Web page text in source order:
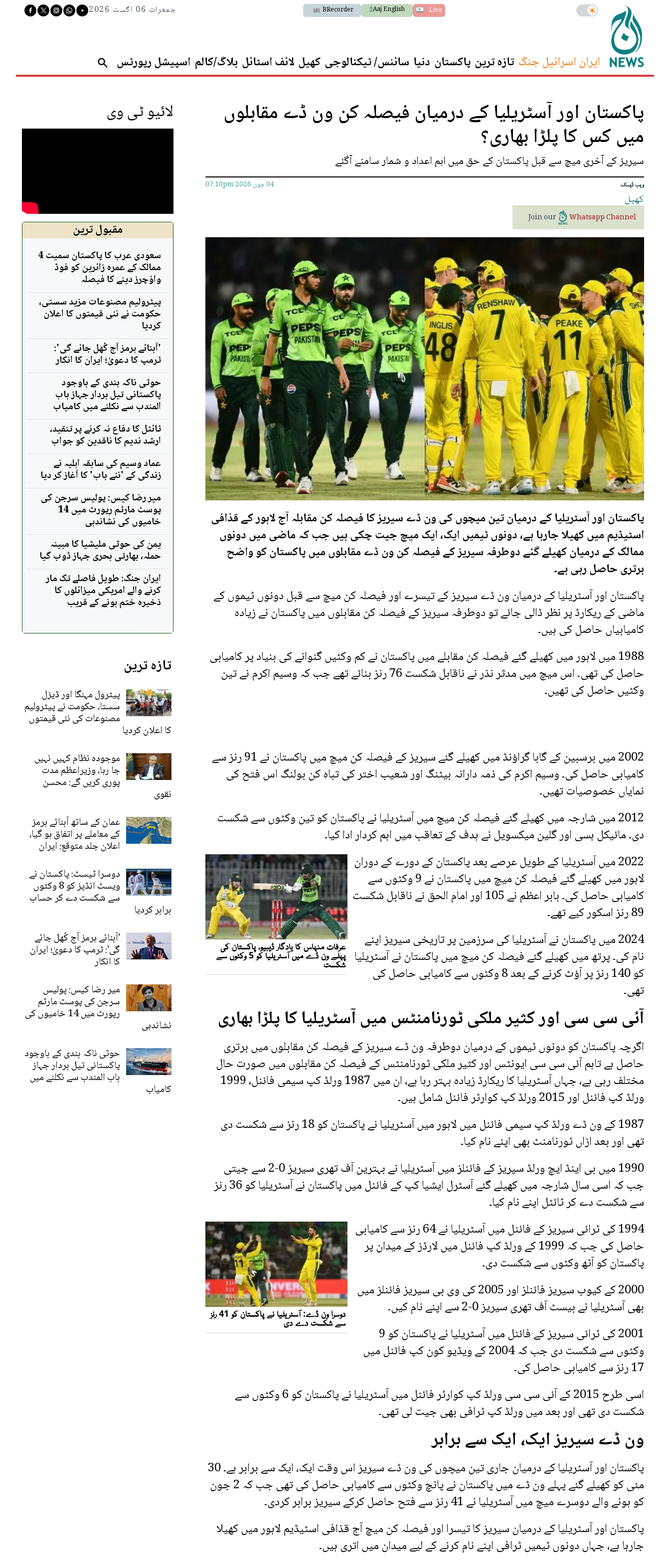
Live
Aaj English
BRecorder جمعرات 06 اگست 2026
ایران اسرائیل جنگ تازہ ترین پاکستان دنیا سائنس/ ٹیکنالوجی کھیل لائف اسٹائل بلاگ/کالم اسپیشل رپورٹس
پاکستان اور آسٹریلیا کے درمیان فیصلہ کن ون ڈے مقابلوں
میں کس کا پلڑا بھاری؟
سیریز کے آخری میچ سے قبل پاکستان کے حق میں اہم اعداد و شمار سامنے آگئے
ویب ڈیسک 04 جون 2026 07:10pm
کھیل
Join our Whatsapp Channel
پاکستان اور آسٹریلیا کے درمیان تین میچوں کی ون ڈے سیریز کا فیصلہ کن مقابلہ آج لاہور کے قذافی
اسٹیڈیم میں کھیلا جارہا ہے، دونوں ٹیمیں ایک، ایک میچ جیت چکی ہیں جب کہ ماضی میں دونوں
ممالک کے درمیان کھیلے گئے دوطرفہ سیریز کے فیصلہ کن ون ڈے مقابلوں میں پاکستان کو واضح
برتری حاصل رہی ہے۔
پاکستان اور آسٹریلیا کے درمیان ون ڈے سیریز کے تیسرے اور فیصلہ کن میچ سے قبل دونوں ٹیموں کے
ماضی کے ریکارڈ پر نظر ڈالی جائے تو دوطرفہ سیریز کے فیصلہ کن مقابلوں میں پاکستان نے زیادہ
کامیابیاں حاصل کی ہیں۔
1988 میں لاہور میں کھیلے گئے فیصلہ کن مقابلے میں پاکستان نے کم وکٹیں گنوانے کی بنیاد پر کامیابی
حاصل کی تھی۔ اس میچ میں مدثر نذر نے ناقابل شکست 76 رنز بنائے تھے جب کہ وسیم اکرم نے تین
وکٹیں حاصل کی تھیں۔
2002 میں برسبین کے گابا گراؤنڈ میں کھیلے گئے سیریز کے فیصلہ کن میچ میں پاکستان نے 91 رنز سے
کامیابی حاصل کی۔ وسیم اکرم کی ذمہ دارانہ بیٹنگ اور شعیب اختر کی تباہ کن بولنگ اس فتح کی
نمایاں خصوصیات تھیں۔
2012 میں شارجہ میں کھیلے گئے فیصلہ کن میچ میں آسٹریلیا نے پاکستان کو تین وکٹوں سے شکست
دی۔ مائیکل ہسی اور گلین میکسویل نے ہدف کے تعاقب میں اہم کردار ادا کیا۔
2022 میں آسٹریلیا کے طویل عرصے بعد پاکستان کے دورے کے دوران
لاہور میں کھیلے گئے فیصلہ کن میچ میں پاکستان نے 9 وکٹوں سے
کامیابی حاصل کی۔ بابر اعظم نے 105 اور امام الحق نے ناقابل شکست
89 رنز اسکور کیے تھے۔
2024 میں پاکستان نے آسٹریلیا کی سرزمین پر تاریخی سیریز اپنے
نام کی۔ پرتھ میں کھیلے گئے فیصلہ کن میچ میں پاکستان نے آسٹریلیا
کو 140 رنز پر آؤٹ کرنے کے بعد 8 وکٹوں سے کامیابی حاصل کی
تھی۔
آئی سی سی اور کثیر ملکی ٹورنامنٹس میں آسٹریلیا کا پلڑا بھاری
اگرچہ پاکستان کو دونوں ٹیموں کے درمیان دوطرفہ ون ڈے سیریز کے فیصلہ کن مقابلوں میں برتری
حاصل ہے تاہم آئی سی سی ایونٹس اور کثیر ملکی ٹورنامنٹس کے فیصلہ کن مقابلوں میں صورت حال
مختلف رہی ہے، جہاں آسٹریلیا کا ریکارڈ زیادہ بہتر رہا ہے، ان میں 1987 ورلڈ کپ سیمی فائنل، 1999
ورلڈ کپ فائنل اور 2015 ورلڈ کپ کوارٹر فائنل شامل ہیں۔
1987 کے ون ڈے ورلڈ کپ سیمی فائنل میں لاہور میں آسٹریلیا نے پاکستان کو 18 رنز سے شکست دی
تھی اور بعد ازاں ٹورنامنٹ بھی اپنے نام کیا۔
1990 میں بی اینڈ ایچ ورلڈ سیریز کے فائنلز میں آسٹریلیا نے بہترین آف تھری سیریز 0-2 سے جیتی
جب کہ اسی سال شارجہ میں کھیلے گئے آسٹرل ایشیا کپ کے فائنل میں پاکستان نے آسٹریلیا کو 36 رنز
سے شکست دے کر ٹائٹل اپنے نام کیا۔
1994 کی ٹرائی سیریز کے فائنل میں آسٹریلیا نے 64 رنز سے کامیابی
حاصل کی جب کہ 1999 کے ورلڈ کپ فائنل میں لارڈز کے میدان پر
پاکستان کو آٹھ وکٹوں سے شکست دی۔
2000 کے کیوب سیریز فائنلز اور 2005 کی وی بی سیریز فائنلز میں
بھی آسٹریلیا نے بیسٹ آف تھری سیریز 0-2 سے اپنے نام کیں۔
2001 کی ٹرائی سیریز کے فائنل میں آسٹریلیا نے پاکستان کو 9
وکٹوں سے شکست دی جب کہ 2004 کے ویڈیو کون کپ فائنل میں
17 رنز سے کامیابی حاصل کی۔
اسی طرح 2015 کے آئی سی سی ورلڈ کپ کوارٹر فائنل میں آسٹریلیا نے پاکستان کو 6 وکٹوں سے
شکست دی تھی اور بعد میں ورلڈ کپ ٹرافی بھی جیت لی تھی۔
ون ڈے سیریز ایک، ایک سے برابر
پاکستان اور آسٹریلیا کے درمیان جاری تین میچوں کی ون ڈے سیریز اس وقت ایک، ایک سے برابر ہے۔ 30
مئی کو کھیلے گئے پہلے ون ڈے میں پاکستان نے پانچ وکٹوں سے کامیابی حاصل کی تھی جب کہ 2 جون
کو ہونے والے دوسرے میچ میں آسٹریلیا نے 41 رنز سے فتح حاصل کرکے سیریز برابر کردی۔
پاکستان اور آسٹریلیا کے درمیان سیریز کا تیسرا اور فیصلہ کن میچ آج قذافی اسٹیڈیم لاہور میں کھیلا
جارہا ہے، جہاں دونوں ٹیمیں ٹرافی اپنے نام کرنے کے لیے میدان میں اتری ہیں۔
لائیو ٹی وی
مقبول ترین
سعودی عرب کا پاکستان سمیت 4
ممالک کے عمرہ زائرین کو فوڈ
واؤچرز دینے کا فیصلہ
پیٹرولیم مصنوعات مزید سستی،
حکومت نے نئی قیمتوں کا اعلان
کردیا
'آبنائے ہرمز آج کُھل جائے گی':
ٹرمپ کا دعویٰ؛ ایران کا انکار
حوثی ناکہ بندی کے باوجود
پاکستانی تیل بردار جہاز باب
المندب سے نکلنے میں کامیاب
ٹائٹل کا دفاع نہ کرنے پر تنقید،
ارشد ندیم کا ناقدین کو جواب
عماد وسیم کی سابقہ اہلیہ نے
زندگی کے 'نئے باب' کا آغاز کر دیا
میر رضا کیس: پولیس سرجن کی
پوسٹ مارٹم رپورٹ میں 14
خامیوں کی نشاندہی
یمن کی حوثی ملیشیا کا مبینہ
حملہ، بھارتی بحری جہاز ڈوب گیا
ایران جنگ: طویل فاصلے تک مار
کرنے والے امریکی میزائلوں کا
ذخیرہ ختم ہونے کے قریب
تازہ ترین
پیٹرول مہنگا اور ڈیزل
سستا، حکومت نے پیٹرولیم
مصنوعات کی نئی قیمتوں
کا اعلان کردیا
موجودہ نظام کہیں نہیں
جا رہا، وزیراعظم مدت
پوری کریں گے: محسن
نقوی
عمان کے ساتھ آبنائے ہرمز
کے معاملے پر اتفاق ہو گیا،
اعلان جلد متوقع: ایران
دوسرا ٹیسٹ: پاکستان نے
ویسٹ انڈیز کو 8 وکٹوں
سے شکست دے کر حساب
برابر کردیا
'آبنائے ہرمز آج کُھل جائے
گی': ٹرمپ کا دعویٰ؛ ایران
کا انکار
میر رضا کیس: پولیس
سرجن کی پوسٹ مارٹم
رپورٹ میں 14 خامیوں کی
نشاندہی
حوثی ناکہ بندی کے باوجود
پاکستانی تیل بردار جہاز
باب المندب سے نکلنے میں
کامیاب